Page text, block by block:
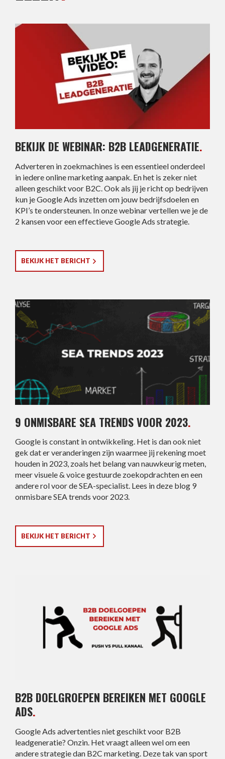
BEKIJK DE WEBINAR: B2B LEADGENERATIE.
Adverteren in zoekmachines is een essentieel onderdeel
in iedere online marketing aanpak. En het is zeker niet
alleen geschikt voor B2C. Ook als jij je richt op bedrijven
kun je Google Ads inzetten om jouw bedrijfsdoelen en
KPI’s te ondersteunen. In onze webinar vertellen we je de
2 kansen voor een effectieve Google Ads strategie.
BEKIJK HET BERICHT
9 ONMISBARE SEA TRENDS VOOR 2023.
Google is constant in ontwikkeling. Het is dan ook niet
gek dat er veranderingen zijn waarmee jij rekening moet
houden in 2023, zoals het belang van nauwkeurig meten,
meer visuele & voice gestuurde zoekopdrachten en een
andere rol voor de SEA-specialist. Lees in deze blog 9
onmisbare SEA trends voor 2023.
BEKIJK HET BERICHT
B2B DOELGROEPEN BEREIKEN MET GOOGLE
ADS.
Google Ads advertenties niet geschikt voor B2B
leadgeneratie? Onzin. Het vraagt alleen wel om een
andere strategie dan B2C marketing. Deze tak van sport